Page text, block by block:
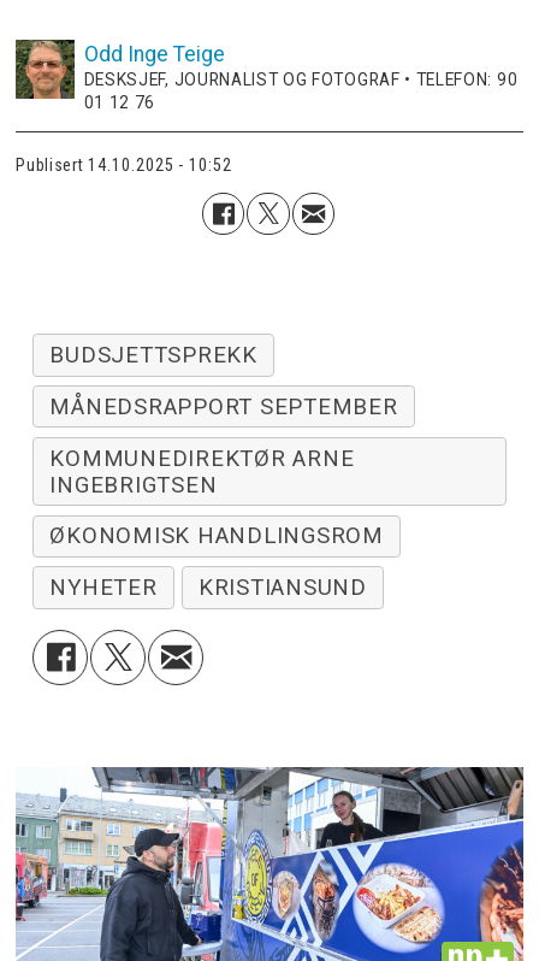
Odd Inge Teige
DESKSJEF, JOURNALIST OG FOTOGRAF • TELEFON: 90
01 12 76
Publisert 14.10.2025 - 10:52
BUDSJETTSPREKK
MÅNEDSRAPPORT SEPTEMBER
KOMMUNEDIREKTØR ARNE
INGEBRIGTSEN
ØKONOMISK HANDLINGSROM
NYHETER
KRISTIANSUND